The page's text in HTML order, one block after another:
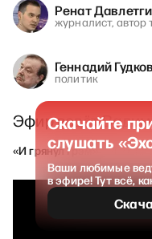
Ренат
журналист, автор
Геннадий Гудков
политик
Эфир ведёт
«И грянул Грэм» 4 июня
Скачайте
слушать
Ваши любимые
в эфире! Тут всё,